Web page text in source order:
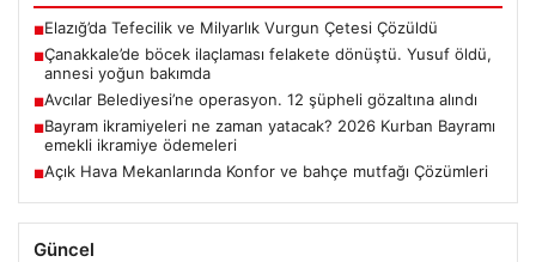
■Elazığ’da Tefecilik ve Milyarlık Vurgun Çetesi Çözüldü
■Çanakkale’de böcek ilaçlaması felakete dönüştü. Yusuf öldü,
annesi yoğun bakımda
■Avcılar Belediyesi’ne operasyon. 12 şüpheli gözaltına alındı
■Bayram ikramiyeleri ne zaman yatacak? 2026 Kurban Bayramı
emekli ikramiye ödemeleri
■Açık Hava Mekanlarında Konfor ve bahçe mutfağı Çözümleri
Güncel